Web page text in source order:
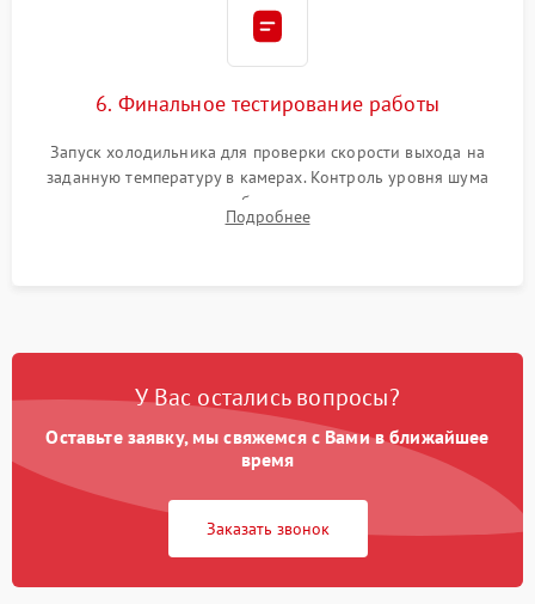
6. Финальное тестирование работы
Запуск холодильника для проверки скорости выхода на
заданную температуру в камерах. Контроль уровня шума
компрессора, отсутствия обмерзания стенок и корректного
срабатывания системы автоматической оттайки.
Подробнее
У Вас остались вопросы?
Оставьте заявку, мы свяжемся с Вами в ближайшее
время
Заказать звонок